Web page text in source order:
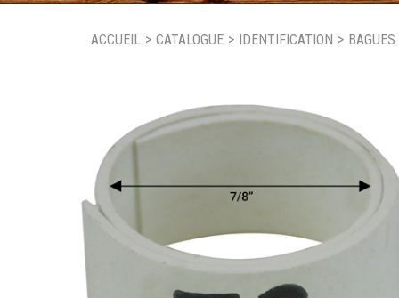
ACCUEIL > CATALOGUE > IDENTIFICATION >